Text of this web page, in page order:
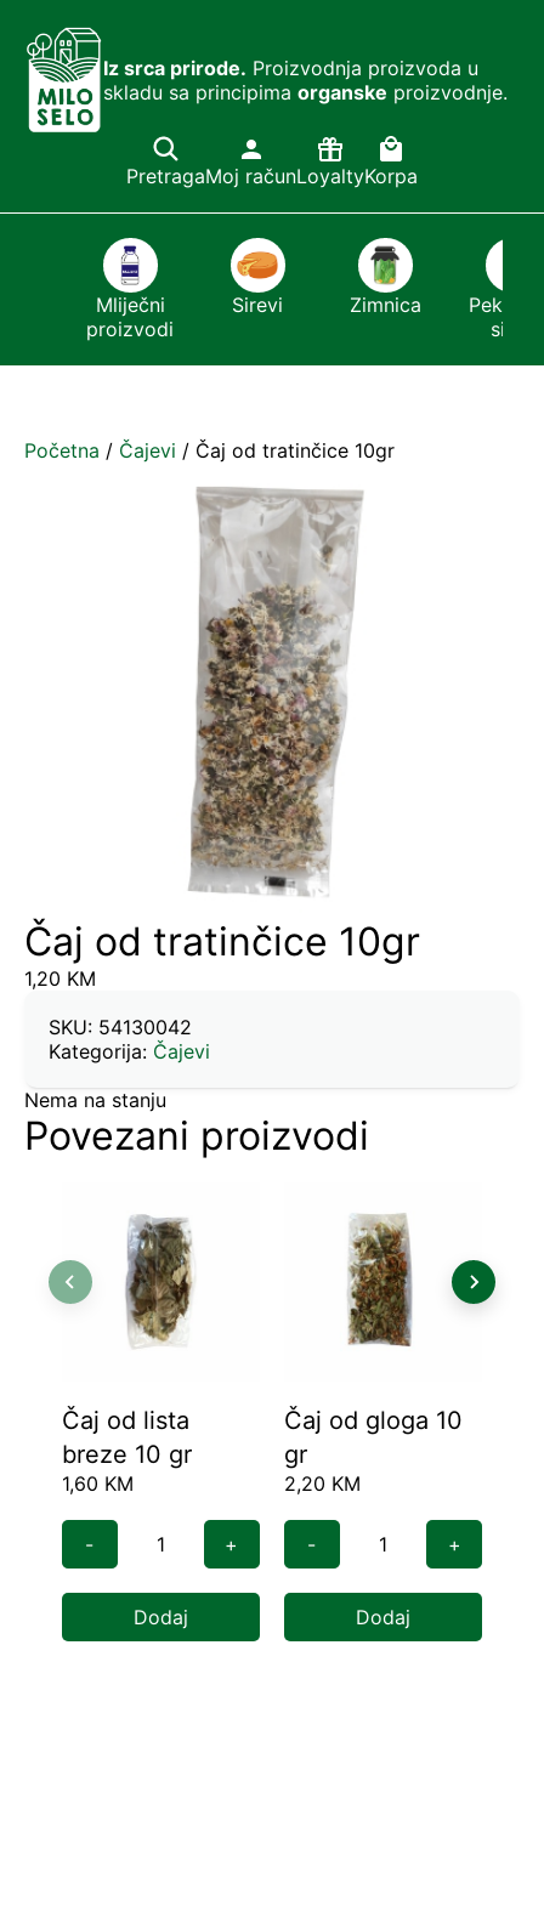
Iz srca prirode. Proizvodnja proizvoda u
skladu sa principima organske proizvodnje.
PretragaMoj računLoyaltyKorpa
Mliječni
proizvodi
Sirevi Zimnica
Pekmezi i
sirće
Početna / Čajevi / Čaj od tratinčice 10gr
Čaj od tratinčice 10gr
1,20 KM
SKU: 54130042
Kategorija: Čajevi
Nema na stanju
Povezani proizvodi
Čaj od lista
breze 10 gr
1,60 KM
- +
Dodaj
Čaj od gloga 10
gr
2,20 KM
- +
Dodaj